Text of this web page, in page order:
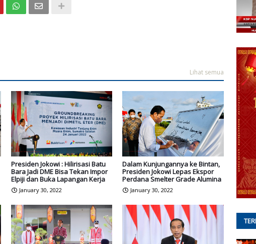
Lihat semua
Presiden Jokowi : Hilirisasi Batu
Bara Jadi DME Bisa Tekan Impor
Elpiji dan Buka Lapangan Kerja
January 30, 2022
Dalam Kunjungannya ke Bintan,
Presiden Jokowi Lepas Ekspor
Perdana Smelter Grade Alumina
January 30, 2022